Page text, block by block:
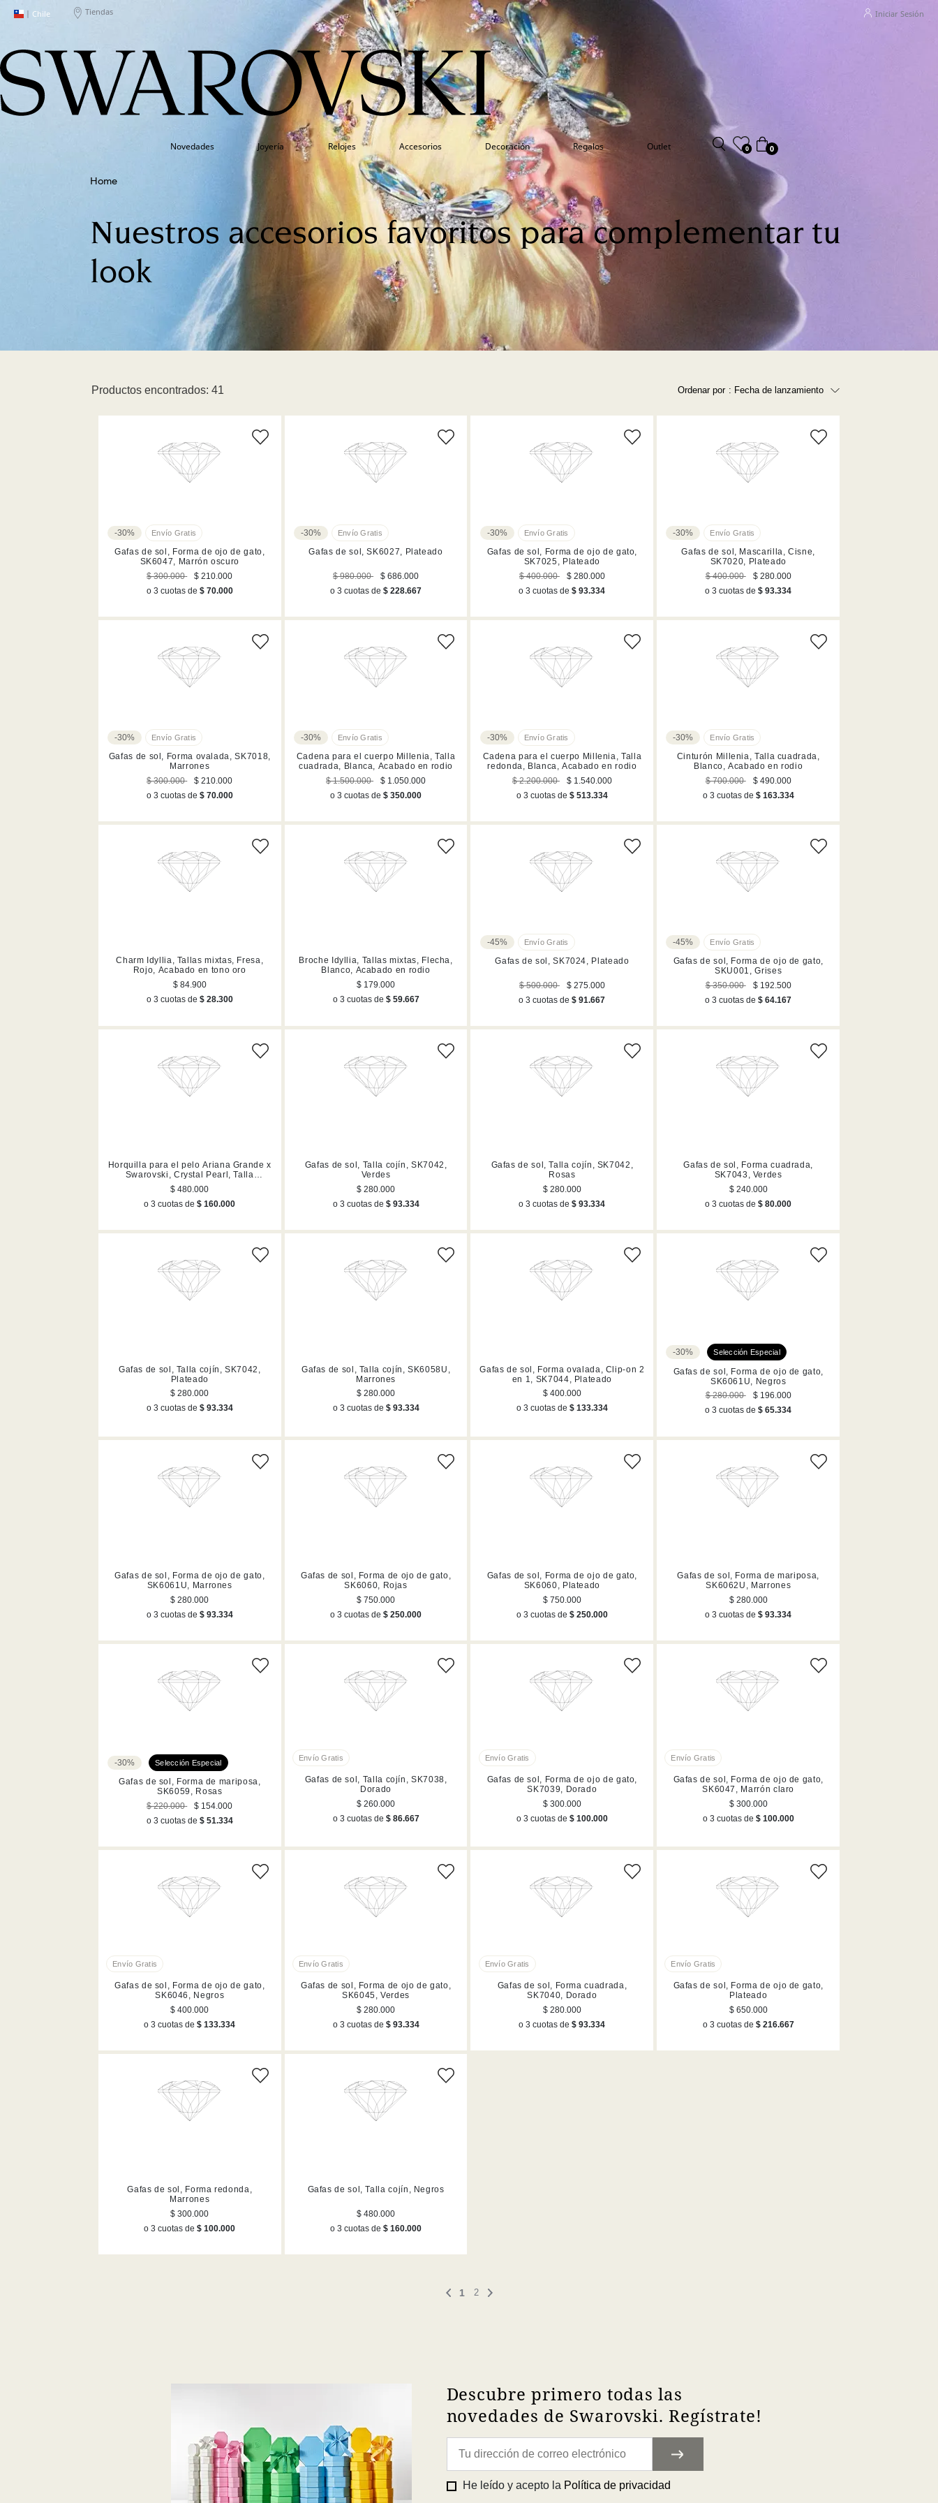
| Chile Tiendas Iniciar Sesión
Novedades Joyería Relojes Accesorios Decoración Regalos Outlet 0 0
Nuestros accesorios favoritos para complementar tu
look
Productos encontrados: 41 Ordenar por : Fecha de lanzamiento
Precio más alto
Los más vendidos
Fecha de lanzamiento
Mejor descuento
-30%
Gafas de sol, Forma de ojo de gato,
SK6047, Marrón oscuro
$ 300.000
$ 210.000
o 3 cuotas de $ 70.000
-30%
Gafas de sol, SK6027, Plateado
$ 980.000
$ 686.000
o 3 cuotas de$ 228.667
-30%
Gafas de sol, Forma de ojo de gato,
SK7025, Plateado
$ 400.000
$ 280.000
o 3 cuotas de$ 93.334
-30%
Gafas de sol, Mascarilla, Cisne,
SK7020, Plateado
$ 400.000
$ 280.000
o 3 cuotas de$ 93.334
-30%
Gafas de sol, Forma ovalada, SK7018,
Marrones
$ 300.000
$ 210.000
o 3 cuotas de $ 70.000
-30%
Cadena para el cuerpo Millenia, Talla
cuadrada, Blanca, Acabado en rodio
$ 1.500.000
$ 1.050.000
o 3 cuotas de$ 350.000
-30%
Cadena para el cuerpo Millenia, Talla
redonda, Blanca, Acabado en rodio
$ 2.200.000
$ 1.540.000
o 3 cuotas de $ 513.334
-30%
Cinturón Millenia, Talla cuadrada,
Blanco, Acabado en rodio
$ 700.000
$ 490.000
o 3 cuotas de $ 163.334
Charm Idyllia, Tallas mixtas, Fresa,
Rojo, Acabado en tono oro
$ 84.900
o 3 cuotas de $ 28.300
Broche Idyllia, Tallas mixtas, Flecha,
Blanco, Acabado en rodio
$ 179.000
o 3 cuotas de $ 59.667
-45%
Gafas de sol, SK7024, Plateado
$ 500.000
$ 275.000
o 3 cuotas de$ 91.667
-45%
Gafas de sol, Forma de ojo de gato,
SKU001, Grises
$ 350.000
$ 192.500
o 3 cuotas de$ 64.167
Horquilla para el pelo Ariana Grande x
Swarovski, Crystal Pearl, Talla
baguette, Blanco, Acabado en rodio
$ 480.000
o 3 cuotas de$ 160.000
Gafas de sol, Talla cojín, SK7042,
Verdes
$ 280.000
o 3 cuotas de $ 93.334
Gafas de sol, Talla cojín, SK7042,
Rosas
$ 280.000
o 3 cuotas de$ 93.334
Gafas de sol, Forma cuadrada,
SK7043, Verdes
$ 240.000
o 3 cuotas de$ 80.000
Gafas de sol, Talla cojín, SK7042,
Plateado
$ 280.000
o 3 cuotas de $ 93.334
Gafas de sol, Talla cojín, SK6058U,
Marrones
$ 280.000
o 3 cuotas de $ 93.334
Gafas de sol, Forma ovalada, Clip-on 2
en 1, SK7044, Plateado
$ 400.000
o 3 cuotas de $ 133.334
-30%
Gafas de sol, Forma de ojo de gato,
SK6061U, Negros
$ 280.000
$ 196.000
o 3 cuotas de$ 65.334
Gafas de sol, Forma de ojo de gato,
SK6061U, Marrones
$ 280.000
o 3 cuotas de $ 93.334
Gafas de sol, Forma de ojo de gato,
SK6060, Rojas
$ 750.000
o 3 cuotas de$ 250.000
Gafas de sol, Forma de ojo de gato,
SK6060, Plateado
$ 750.000
o 3 cuotas de $ 250.000
Gafas de sol, Forma de mariposa,
SK6062U, Marrones
$ 280.000
o 3 cuotas de$ 93.334
-30%
Gafas de sol, Forma de mariposa,
SK6059, Rosas
$ 220.000
$ 154.000
o 3 cuotas de $ 51.334
Gafas de sol, Talla cojín, SK7038,
Dorado
$ 260.000
o 3 cuotas de $ 86.667
Gafas de sol, Forma de ojo de gato,
SK7039, Dorado
$ 300.000
o 3 cuotas de $ 100.000
Gafas de sol, Forma de ojo de gato,
SK6047, Marrón claro
$ 300.000
o 3 cuotas de $ 100.000
Gafas de sol, Forma de ojo de gato,
SK6046, Negros
$ 400.000
o 3 cuotas de$ 133.334
Gafas de sol, Forma de ojo de gato,
SK6045, Verdes
$ 280.000
o 3 cuotas de $ 93.334
Gafas de sol, Forma cuadrada,
SK7040, Dorado
$ 280.000
o 3 cuotas de$ 93.334
Gafas de sol, Forma de ojo de gato,
Plateado
$ 650.000
o 3 cuotas de $ 216.667
Gafas de sol, Forma redonda,
Marrones
$ 300.000
o 3 cuotas de$ 100.000
Gafas de sol, Talla cojín, Negros
$ 480.000
o 3 cuotas de$ 160.000
1 2
Descubre primero todas las
novedades de Swarovski. Regístrate!
He leído y acepto la Política de privacidad